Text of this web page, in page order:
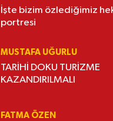
İşte bizim özlediğimiz
portresi
MUSTAFA UĞURLU
TARİHİ DOKU TURİZME
KAZANDIRILMALI
FATMA ÖZEN